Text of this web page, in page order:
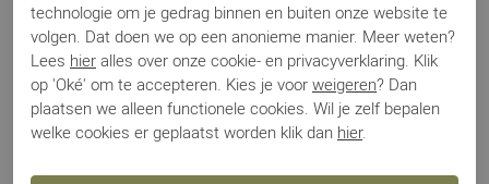
Merk
Marlon
Artikelnummer
BS5549
Los voetbed
Nee
Categorie
Tassen
Kleur
Bruin
Materiaal
Suede
Bestelcode
000003430
technologie om je gedrag binnen en buiten onze website te
volgen. Dat doen we op een anonieme manier. Meer weten?
Lees hier alles over onze cookie- en privacyverklaring. Klik
op 'Oké' om te accepteren. Kies je voor weigeren? Dan
plaatsen we alleen functionele cookies. Wil je zelf bepalen
welke cookies er geplaatst worden klik dan hier.